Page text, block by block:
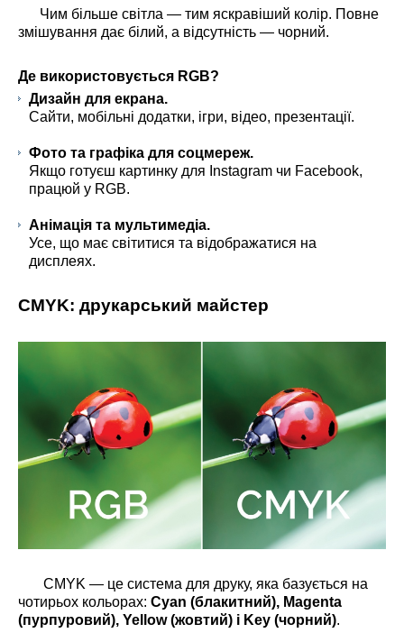
Чим більше світла — тим яскравіший колір. Повне
змішування дає білий, а відсутність — чорний.
Де використовується RGB?
Дизайн для екрана.
Сайти, мобільні додатки, ігри, відео, презентації.
Фото та графіка для соцмереж.
Якщо готуєш картинку для Instagram чи Facebook,
працюй у RGB.
Анімація та мультимедіа.
Усе, що має світитися та відображатися на
дисплеях.
CMYK: друкарський майстер
CMYK — це система для друку, яка базується на
чотирьох кольорах: Cyan (блакитний), Magenta
(пурпуровий), Yellow (жовтий) і Key (чорний).